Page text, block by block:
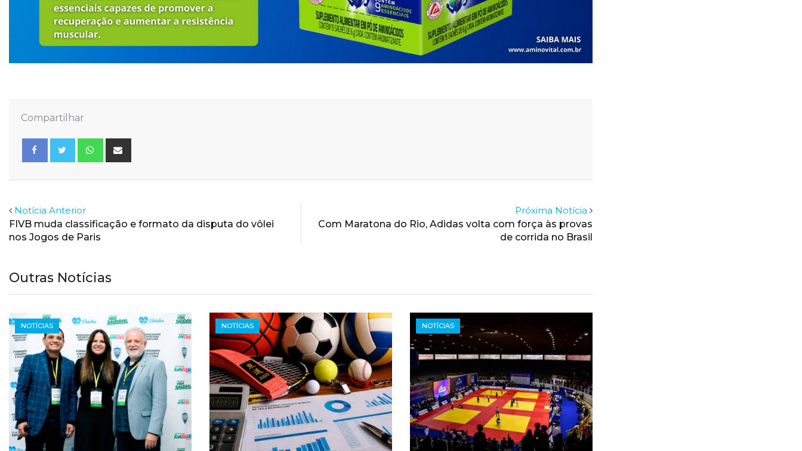
Compartilhar
Whatsapp
Notícia Anterior
FIVB muda classificação e formato da disputa do vôlei
nos Jogos de Paris
Próxima Notícia
Com Maratona do Rio, Adidas volta com força às provas
de corrida no Brasil
Outras Notícias
NOTÍCIAS NOTÍCIAS NOTÍCIAS